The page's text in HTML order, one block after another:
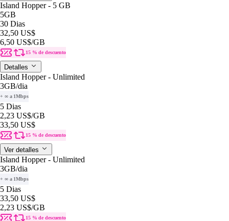
Island Hopper - 5 GB
5GB
30 Dias
32,50 US$
6,50 US$/GB
15 % de descuento
Detalles
Island Hopper - Unlimited
3GB/dia
+ ∞ a 1Mbps
5 Dias
2,23 US$/GB
33,50 US$
15 % de descuento
Ver detalles
Island Hopper - Unlimited
3GB/dia
+ ∞ a 1Mbps
5 Dias
33,50 US$
2,23 US$/GB
15 % de descuento